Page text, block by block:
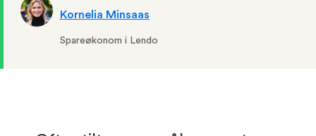
Kornelia Minsaas
Spareøkonom i Lendo